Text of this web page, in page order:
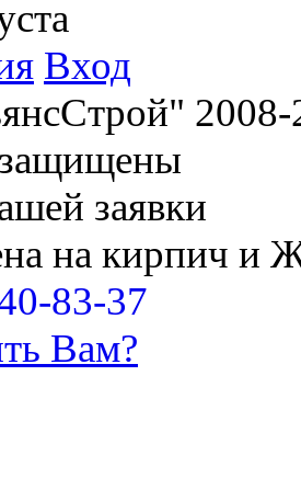
Вход
2008-
заявки
на кирпич и
83-37
Вам?